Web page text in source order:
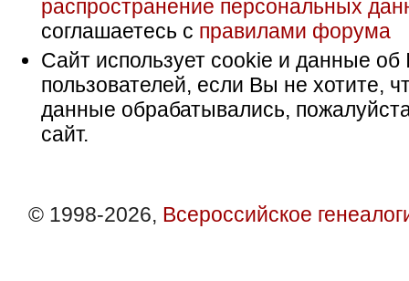
распространение персональных
соглашаетесь с правилами форума
Сайт использует cookie и данные об
пользователей, если Вы не хотите,
данные обрабатывались,
сайт.
© 1998-2026, Всероссийское